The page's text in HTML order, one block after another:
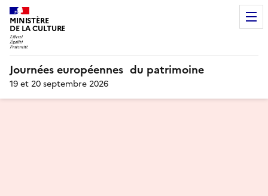
MINISTÈRE
DE LA CULTURE
Journées européennes du patrimoine
19 et 20 septembre 2026